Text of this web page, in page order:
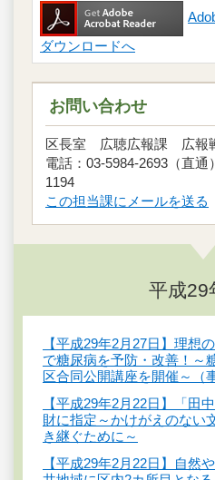
ダウンロードへ
お問い合わせ
区長室 広聴広報課 広
電話：03-5984-2693（直
1194
この担当課にメールを送る
平成29
【平成29年2月27日】理想
で糖尿病を予防・改善！～
区合同公開講座を開催～（
【平成29年2月22日】「田
財に指定～かけがえのない
き継ぐために～
【平成29年2月22日】自然